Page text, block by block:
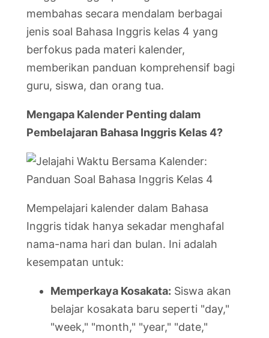
membahas secara mendalam berbagai
jenis soal Bahasa Inggris kelas 4 yang
berfokus pada materi kalender,
memberikan panduan komprehensif bagi
guru, siswa, dan orang tua.
Mengapa Kalender Penting dalam
Pembelajaran Bahasa Inggris Kelas 4?
Mempelajari kalender dalam Bahasa
Inggris tidak hanya sekadar menghafal
nama-nama hari dan bulan. Ini adalah
kesempatan untuk:
Memperkaya Kosakata: Siswa akan
belajar kosakata baru seperti "day,"
"week," "month," "year," "date,"